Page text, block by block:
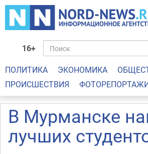
16+
ПОЛИТИКА ЭКОНОМИКА
ПРОИСШЕСТВИЯ
В Мурманске
лучших